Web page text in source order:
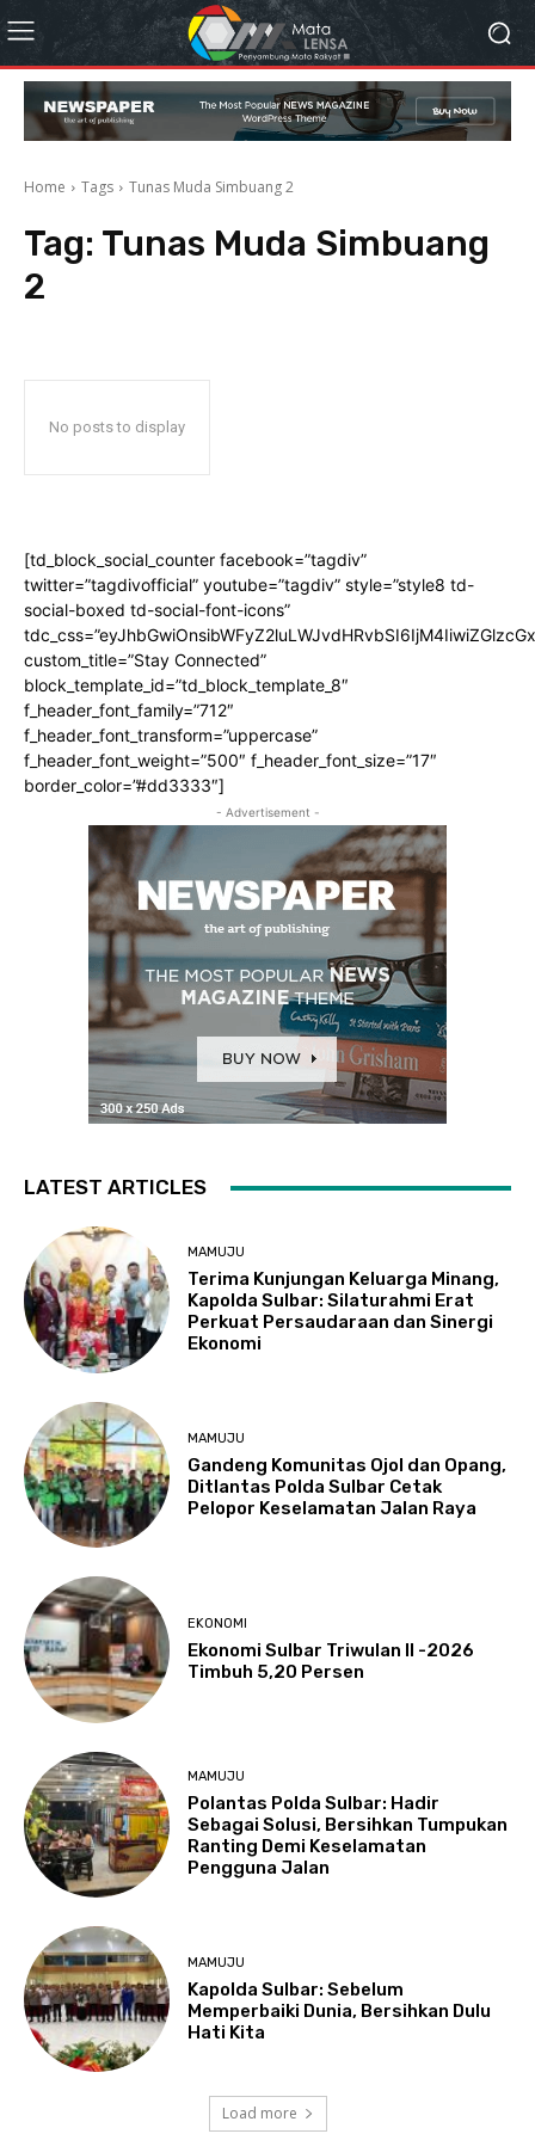
Home Tags Tunas Muda Simbuang 2
Tag: Tunas Muda Simbuang
2
No posts to display
[td_block_social_counter facebook=”tagdiv”
twitter=”tagdivofficial” youtube=”tagdiv” style=”style8 td-
social-boxed td-social-font-icons”
custom_title=”Stay Connected”
block_template_id=”td_block_template_8″
f_header_font_family=”712″
f_header_font_transform=”uppercase”
f_header_font_weight=”500″ f_header_font_size=”17″
border_color=”#dd3333″]
- Advertisement -
LATEST ARTICLES
MAMUJU
Terima Kunjungan Keluarga Minang,
Kapolda Sulbar: Silaturahmi Erat
Perkuat Persaudaraan dan Sinergi
Ekonomi
MAMUJU
Gandeng Komunitas Ojol dan Opang,
Ditlantas Polda Sulbar Cetak
Pelopor Keselamatan Jalan Raya
EKONOMI
Ekonomi Sulbar Triwulan II -2026
Timbuh 5,20 Persen
MAMUJU
Polantas Polda Sulbar: Hadir
Sebagai Solusi, Bersihkan Tumpukan
Ranting Demi Keselamatan
Pengguna Jalan
MAMUJU
Kapolda Sulbar: Sebelum
Memperbaiki Dunia, Bersihkan Dulu
Hati Kita
Load more